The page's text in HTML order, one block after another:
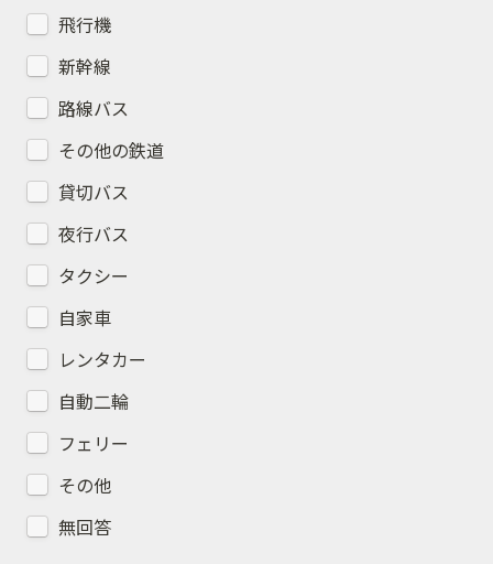
飛行機
新幹線
路線バス
その他の鉄道
貸切バス
夜行バス
タクシー
自家車
レンタカー
自動二輪
フェリー
その他
無回答